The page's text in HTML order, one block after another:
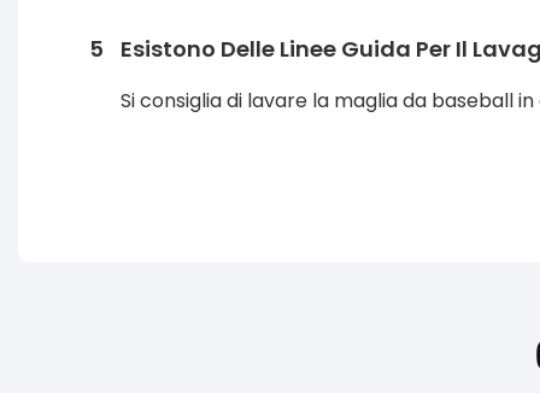
5 Esistono Delle Linee Guida Per Il
Si consiglia di lavare la maglia da baseball